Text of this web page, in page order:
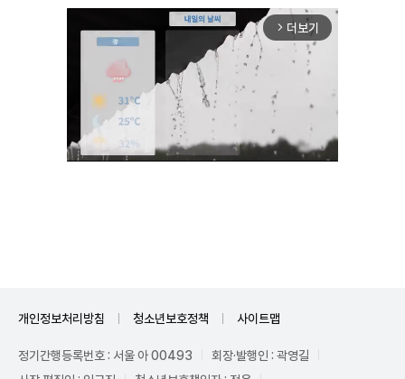
arrow_forward_ios 더보기
개인정보처리방침 청소년보호정책 사이트맵
정기간행등록번호 : 서울 아 00493
회장·발행인 : 곽영길